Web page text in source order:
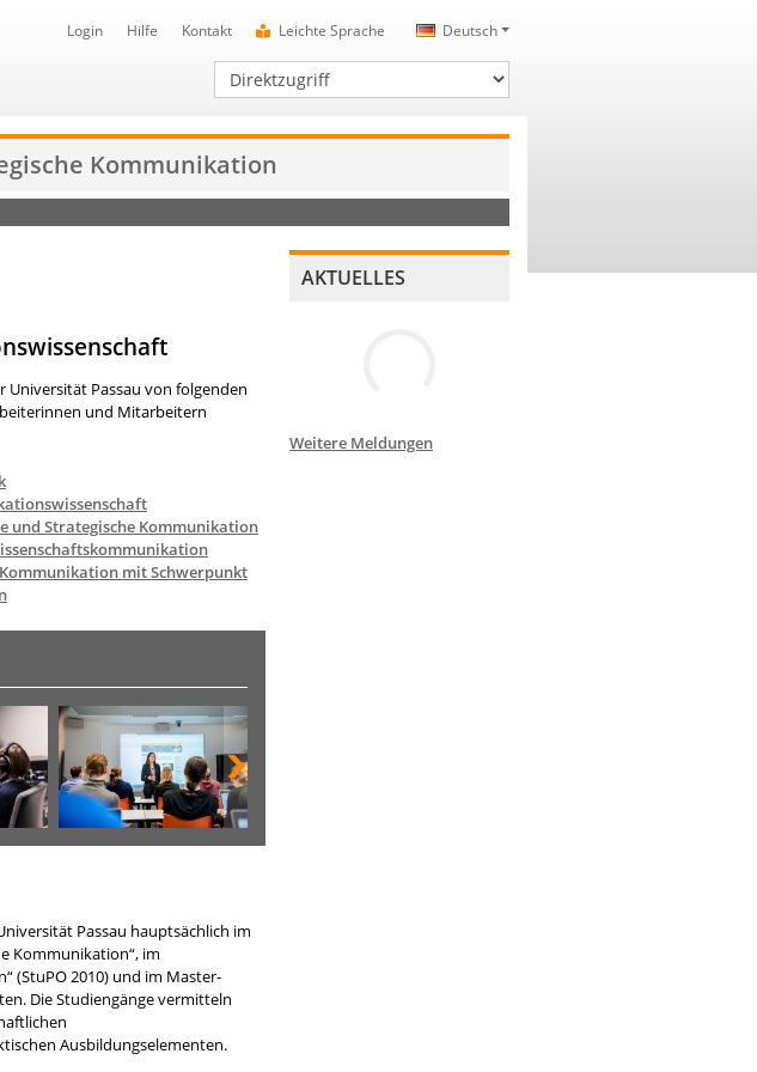
Deutsch
Login Hilfe Kontakt Leichte Sprache
Direktzugriff
Kommunikation
Universität Passau von folgenden
und Mitarbeitern
und Strategische Kommunikation
mit Schwerpunkt
Passau hauptsächlich im
Kommunikation“, im
(StuPO 2010) und im Master-
Die Studiengänge vermitteln
Ausbildungselementen.
AKTUELLES
Weitere Meldungen